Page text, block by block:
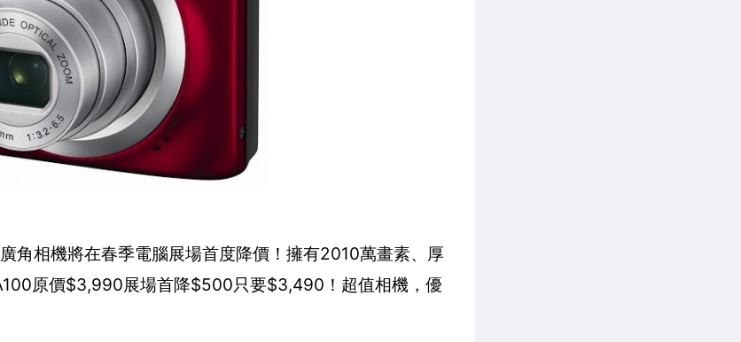
角相機將在春季電腦展場首度降價！擁有2010萬畫素、厚
原價$3,990展場首降$500只要$3,490！超值相機，優